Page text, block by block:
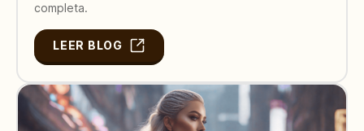
completa.
LEER BLOG